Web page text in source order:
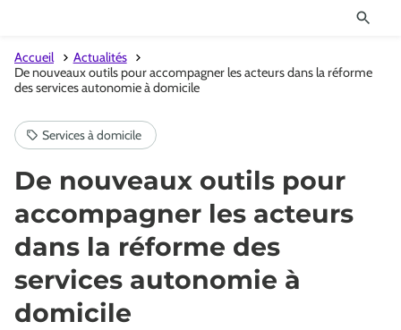
Accueil
Actualités
De nouveaux outils pour accompagner les acteurs dans la réforme
des services autonomie à domicile
De nouveaux outils pour
accompagner les acteurs
dans la réforme des
services autonomie à
domicile